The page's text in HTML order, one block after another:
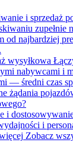
i sprzedaż
zupełnie
od najbardziej
wysyłkowa
nabywcami i
— średni czas
żądania
i
i
Zobacz